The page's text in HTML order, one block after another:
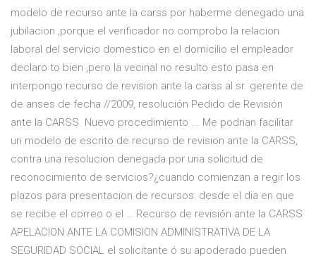
modelo de recurso ante la carss por haberme denegado una
jubilacion ,porque el verificador no comprobo la relacion
laboral del servicio domestico en el domicilio el empleador
declaro to bien ,pero la vecinal no resulto esto pasa en
interpongo recurso de revision ante la carss al sr. gerente de
de anses de fecha //2009, resolución Pedido de Revisión
ante la CARSS. Nuevo procedimiento ... Me podrian facilitar
un modelo de escrito de recurso de revision ante la CARSS,
contra una resolucion denegada por una solicitud de
reconocimiento de servicios?¿cuando comienzan a regir los
plazos para presentacion de recursos: desde el dia en que
se recibe el correo o el … Recurso de revisión ante la CARSS
APELACION ANTE LA COMISION ADMINISTRATIVA DE LA
SEGURIDAD SOCIAL el solicitante ó su apoderado pueden